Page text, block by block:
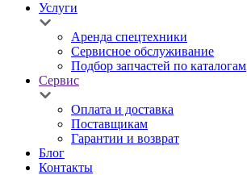
Услуги
Аренда спецтехники
Сервисное обслуживание
Подбор запчастей по каталогам
Сервис
Оплата и доставка
Поставщикам
Гарантии и возврат
Блог
Контакты